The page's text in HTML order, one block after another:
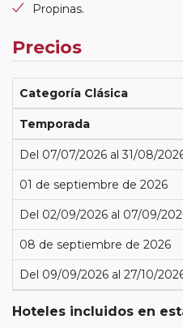
Propinas.
Precios
Categoría Clásica
Temporada
Del 07/07/2026 al 31/08/
01 de septiembre de 2026
Del 02/09/2026 al 07/09/
08 de septiembre de 2026
Del 09/09/2026 al 27/10/
Hoteles incluidos en